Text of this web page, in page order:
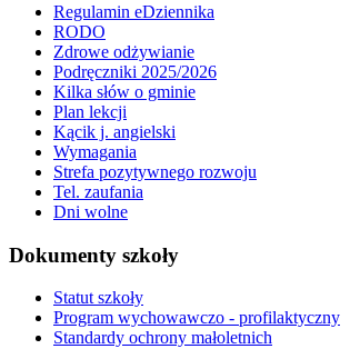
Regulamin eDziennika
RODO
Zdrowe odżywianie
Podręczniki 2025/2026
Kilka słów o gminie
Plan lekcji
Kącik j. angielski
Wymagania
Strefa pozytywnego rozwoju
Tel. zaufania
Dni wolne
Dokumenty szkoły
Statut szkoły
Program wychowawczo - profilaktyczny
Standardy ochrony małoletnich